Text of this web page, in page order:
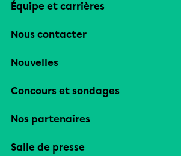
Équipe et carrières
Nous contacter
Nouvelles
Concours et sondages
Nos partenaires
Salle de presse